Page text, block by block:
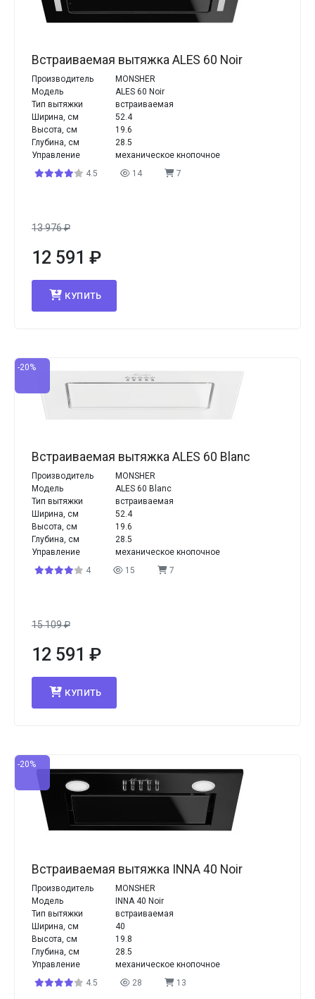
Встраиваемая вытяжка ALES 60 Noir
Производитель
MONSHER
Модель
ALES 60 Noir
Тип вытяжки
встраиваемая
Ширина, см
52.4
Высота, см
19.6
Глубина, см
28.5
Управление
механическое кнопочное
4.5
14 7
13 976₽
12 591 ₽
КУПИТЬ
-20%
Встраиваемая вытяжка ALES 60 Blanc
Производитель
MONSHER
Модель
ALES 60 Blanc
Тип вытяжки
встраиваемая
Ширина, см
52.4
Высота, см
19.6
Глубина, см
28.5
Управление
механическое кнопочное
4
15 7
15 109₽
12 591 ₽
КУПИТЬ
-20%
Встраиваемая вытяжка INNA 40 Noir
Производитель
MONSHER
Модель
INNA 40 Noir
Тип вытяжки
встраиваемая
Ширина, см
40
Высота, см
19.8
Глубина, см
28.5
Управление
механическое кнопочное
4.5
28 13